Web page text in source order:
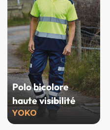
Polo bicolore
haute visibilité
YOKO